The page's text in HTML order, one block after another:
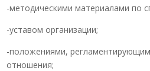
-методическими материалами по
-уставом организации;
-положениями,
отношения;